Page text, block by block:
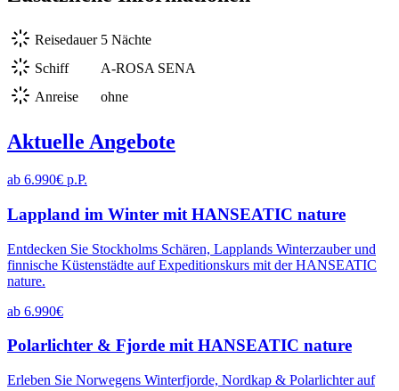
Reisedauer 5 Nächte
Schiff
A-ROSA SENA
Anreise
ohne
Aktuelle Angebote
ab 6.990€ p.P.
Lappland im Winter mit HANSEATIC nature
Entdecken Sie Stockholms Schären, Lapplands Winterzauber und
finnische Küstenstädte auf Expeditionskurs mit der HANSEATIC
nature.
ab 6.990€
Polarlichter & Fjorde mit HANSEATIC nature
Erleben Sie Norwegens Winterfjorde, Nordkap & Polarlichter auf